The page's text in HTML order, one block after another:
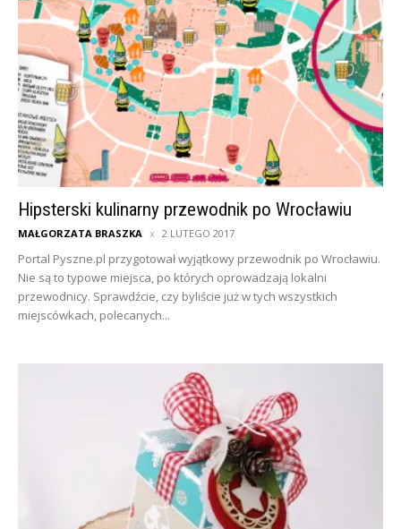
Hipsterski kulinarny przewodnik po Wrocławiu
MAŁGORZATA BRASZKA 2 LUTEGO 2017
Portal Pyszne.pl przygotował wyjątkowy przewodnik po Wrocławiu.
Nie są to typowe miejsca, po których oprowadzają lokalni
przewodnicy. Sprawdźcie, czy byliście już w tych wszystkich
miejscówkach, polecanych...